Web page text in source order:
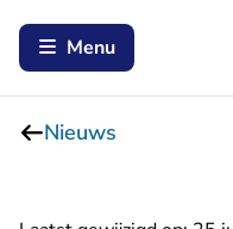
Menu
Nieuws